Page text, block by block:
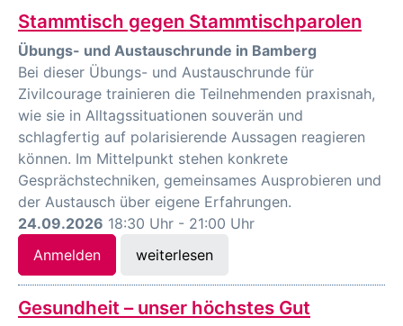
Stammtisch gegen Stammtischparolen
Übungs- und Austauschrunde in Bamberg
Bei dieser Übungs- und Austauschrunde für
Zivilcourage trainieren die Teilnehmenden praxisnah,
wie sie in Alltagssituationen souverän und
schlagfertig auf polarisierende Aussagen reagieren
können. Im Mittelpunkt stehen konkrete
Gesprächstechniken, gemeinsames Ausprobieren und
der Austausch über eigene Erfahrungen.
24.09.2026 18:30 Uhr - 21:00 Uhr
Anmelden
weiterlesen
Gesundheit – unser höchstes Gut